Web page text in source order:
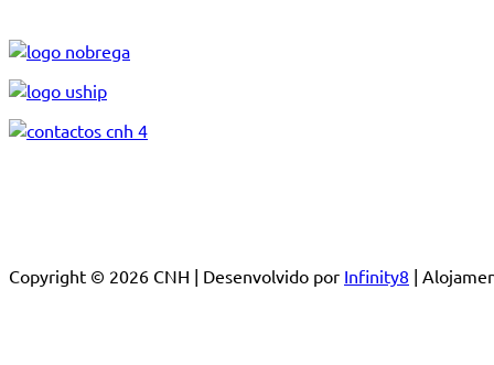
Copyright © 2026 CNH | Desenvolvido por Infinity8 |